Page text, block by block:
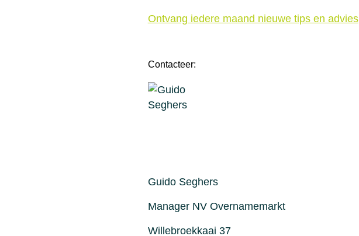
Ontvang iedere maand nieuwe tips en advies
Contacteer:
Guido Seghers
Manager NV Overnamemarkt
Willebroekkaai 37